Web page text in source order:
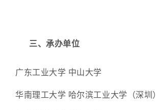
三、承办单位
广东工业大学 中山大学
华南理工大学 哈尔滨工业大学（深圳）